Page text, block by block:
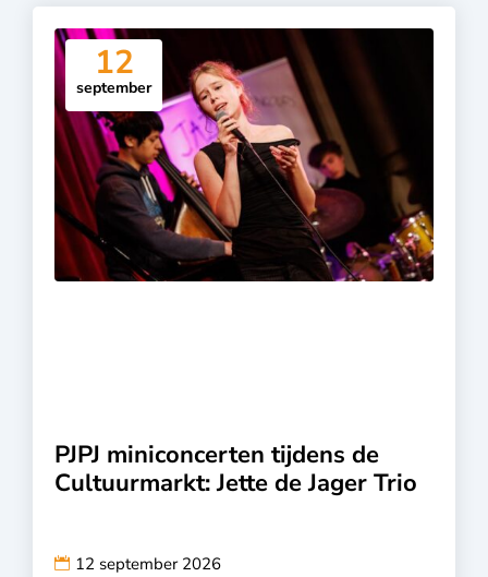
12
september
PJPJ miniconcerten tijdens de
Cultuurmarkt: Jette de Jager Trio
12 september 2026